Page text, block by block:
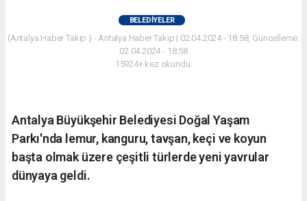
BELEDIYELER
(Antalya Haber Takip ) - Antalya Haber Takip | 02.04.2024 - 18:58, Güncelleme:
02.04.2024 - 18:58
15924+ kez okundu.
Antalya Büyükşehir Belediyesi Doğal Yaşam
Parkı'nda lemur, kanguru, tavşan, keçi ve koyun
başta olmak üzere çeşitli türlerde yeni yavrular
dünyaya geldi.